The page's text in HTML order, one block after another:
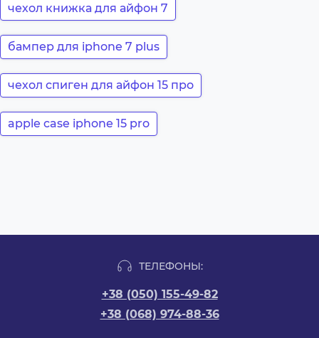
чехол книжка для айфон 7
бампер для iphone 7 plus
чехол спиген для айфон 15 про
apple case iphone 15 pro
ТЕЛЕФОНЫ:
+38 (050) 155-49-82
+38 (068) 974-88-36